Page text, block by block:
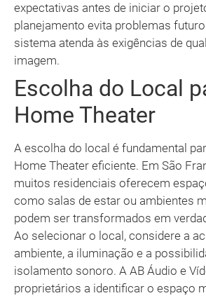
expectativas antes de iniciar o
planejamento evita problemas
sistema atenda às exigências de
imagem.
Escolha do Local
Home Theater
A escolha do local é fundamental
Home Theater eficiente. Em São
muitos residenciais oferecem
como salas de estar ou ambientes
podem ser transformados em
Ao selecionar o local, considere a
ambiente, a iluminação e a
isolamento sonoro. A AB Áudio e
proprietários a identificar o espaço